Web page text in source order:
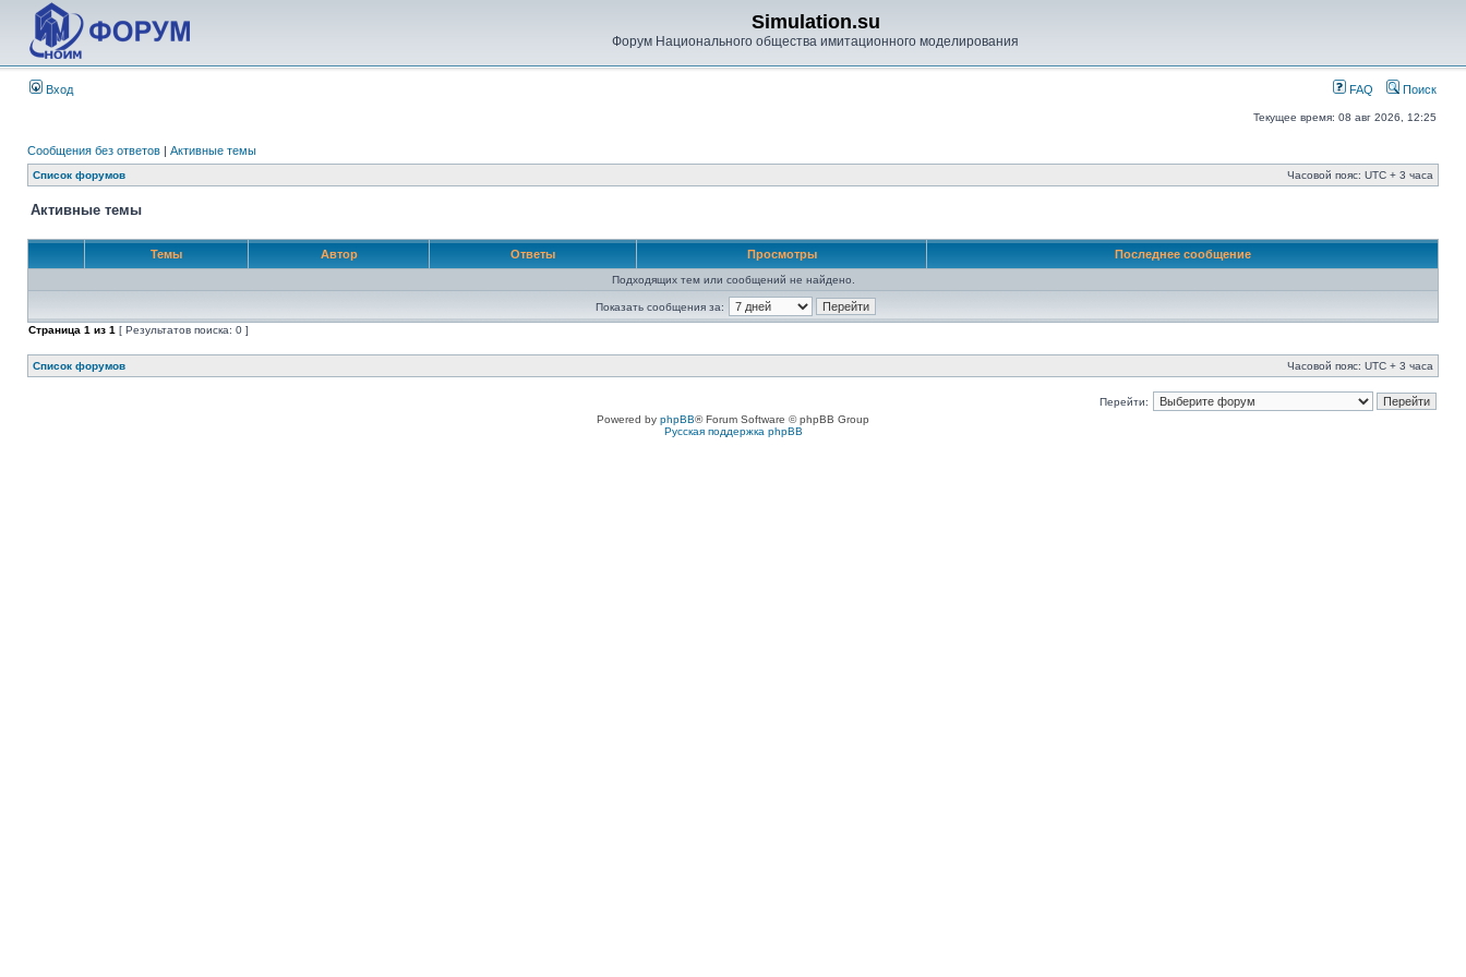
Simulation.su
Форум Национального общества имитационного моделирования
Вход FAQ Поиск
Текущее время: 08 авг 2026, 12:25
Сообщения без ответов | Активные темы
Список форумов Часовой пояс: UTC + 3 часа
Активные темы
Темы Автор Ответы Просмотры Последнее сообщение
Подходящих тем или сообщений не найдено.
Показать сообщения за:
Страница 1 из 1 [ Результатов поиска: 0 ]
Список форумов Часовой пояс: UTC + 3 часа
Перейти:
Powered by phpBB® Forum Software © phpBB Group
Русская поддержка phpBB